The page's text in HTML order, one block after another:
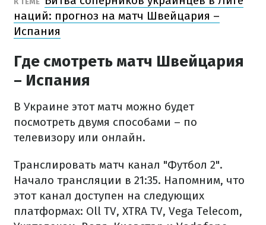
наций: прогноз на матч Швейцария –
Испания
Где смотреть матч Швейцария
– Испания
В Украине этот матч можно будет
посмотреть двумя способами – по
телевизору или онлайн.
Транслировать матч канал "Футбол 2".
Начало трансляции в 21:35. Напомним, что
этот канал доступен на следующих
платформах: Oll TV, XTRA TV, Vega Telecom,